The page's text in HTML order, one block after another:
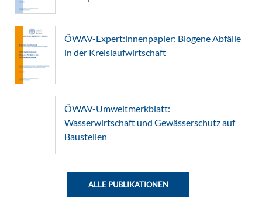
ÖWAV-Expert:innenpapier: Biogene Abfälle
in der Kreislaufwirtschaft
ÖWAV-Umweltmerkblatt:
Wasserwirtschaft und Gewässerschutz auf
Baustellen
ALLE PUBLIKATIONEN